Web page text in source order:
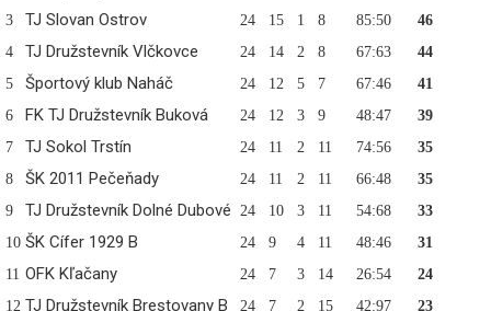
3
TJ Slovan Ostrov 24 15 1 8 85:50
46
4
TJ Družstevník Vlčkovce 24 14 2 8 67:63
44
5
Športový klub Naháč 24 12 5 7 67:46
41
6
FK TJ Družstevník Buková 24 12 3 9 48:47
39
7
TJ Sokol Trstín 24 11 2 11 74:56
35
8
ŠK 2011 Pečeňady 24 11 2 11 66:48
35
9
TJ Družstevník Dolné Dubové 24 10 3 11 54:68
33
10 ŠK Cífer 1929 B 24 9 4 11 48:46
31
11 OFK Kľačany 24 7 3 14 26:54
24
12 TJ Družstevník Brestovany B 24 7 2 15 42:97 23